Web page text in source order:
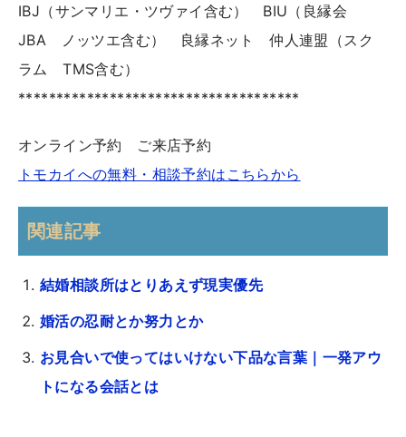
IBJ（サンマリエ・ツヴァイ含む） BIU（良縁会
JBA ノッツエ含む） 良縁ネット 仲人連盟（スク
ラム TMS含む）
*************************************
オンライン予約 ご来店予約
トモカイへの無料・相談予約はこちらから
関連記事
結婚相談所はとりあえず現実優先
婚活の忍耐とか努力とか
お見合いで使ってはいけない下品な言葉｜一発アウ
トになる会話とは